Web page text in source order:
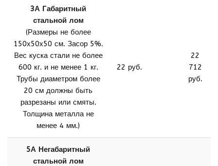
3А Габаритный
стальной лом
(Размеры не более
150х50х50 см. Засор 5%.
Вес куска стали не более
600 кг. и не менее 1 кг.
Трубы диаметром более
20 см должны быть
разрезаны или смяты.
Толщина металла не
менее 4 мм.)
22 руб.
22
712
руб.
5А Негабаритный
стальной лом